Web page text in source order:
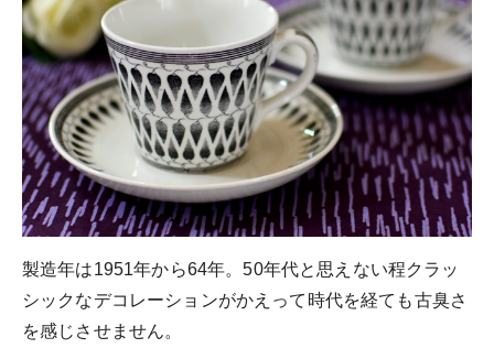
製造年は1951年から64年。50年代と思えない程クラッ
シックなデコレーションがかえって時代を経ても古臭さ
を感じさせません。